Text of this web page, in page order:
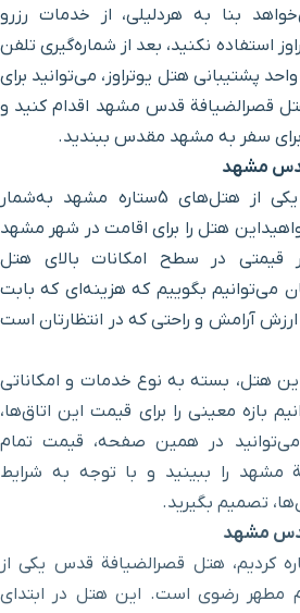
۴ دقیقه با خودرو(۲ کیلومتر و ۱۳۰ متر)
۴ دقیقه با خودرو(۲ کیلومتر و ۲۰۰ متر)
۴ دقیقه با خودرو(۲ کیلومتر و ۲۸۶ متر)
بنا به هردلیلی، از خدمات رزرو
استفاده نکنید، بعد از شماره‌گیری تلفن
واحد پشتیبانی هتل یوتراوز، می‌توانید برای
هتل قصرالضیافة قدس مشهد اقدام کنید و
برای سفر به مشهد مقدس ببندید.
مشهد
هتل قصرالضیافة قدس، یکی از هتل‌های 5ستاره مشهد به‌شمار
هتل را برای اقامت در شهر مشهد
قیمتی در سطح امکانات بالای هتل
می‌توانیم بگوییم که هزینه‌ای که بابت
آرامش و راحتی که در انتظارتان است
هتل، بسته به نوع خدمات و امکاناتی
بازه معینی را برای قیمت این اتاق‌ها،
در همین صفحه، قیمت تمام
مشهد را ببینید و با توجه به شرایط
تصمیم بگیرید.
مشهد
کردیم، هتل قصرالضیافة قدس یکی از
مطهر رضوی است. این هتل در ابتدای